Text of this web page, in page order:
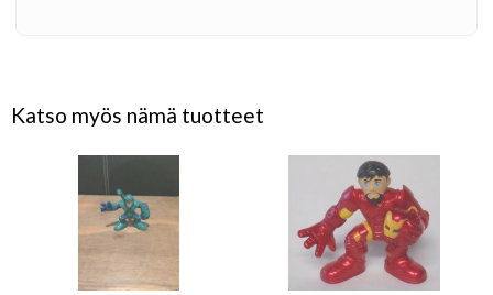
Katso myös nämä tuotteet